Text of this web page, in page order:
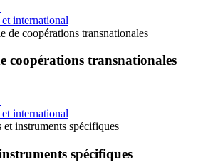
international
de coopérations transnationales
coopérations transnationales
international
et instruments spécifiques
spécifiques